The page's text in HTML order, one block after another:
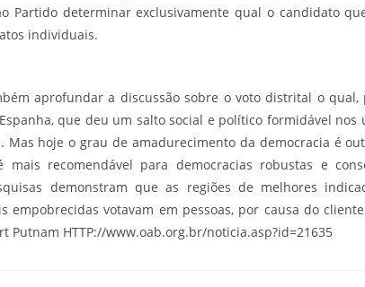
Partido determinar exclusivamente qual o candidato
individuais.
aprofundar a discussão sobre o voto distrital o
que deu um salto social e político formidável nos
Mas hoje o grau de amadurecimento da democracia é
mais recomendável para democracias robustas e
demonstram que as regiões de melhores
empobrecidas votavam em pessoas, por causa do
Putnam HTTP://www.oab.org.br/noticia.asp?id=21635